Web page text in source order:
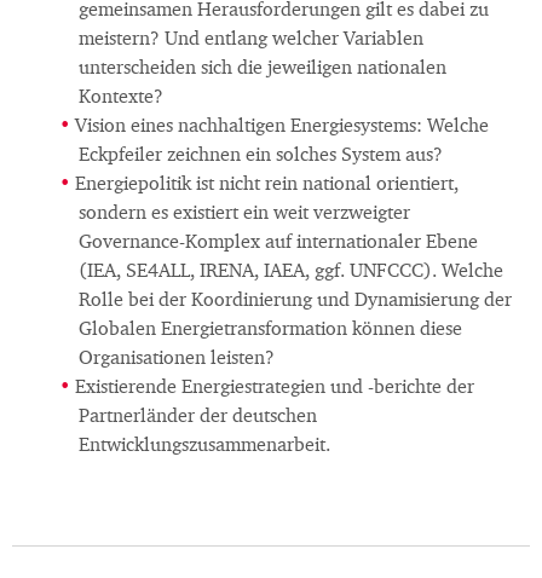
gemeinsamen Herausforderungen gilt es dabei zu
meistern? Und entlang welcher Variablen
unterscheiden sich die jeweiligen nationalen
Kontexte?
Vision eines nachhaltigen Energiesystems: Welche
Eckpfeiler zeichnen ein solches System aus?
Energiepolitik ist nicht rein national orientiert,
sondern es existiert ein weit verzweigter
Governance-Komplex auf internationaler Ebene
(IEA, SE4ALL, IRENA, IAEA, ggf. UNFCCC). Welche
Rolle bei der Koordinierung und Dynamisierung der
Globalen Energietransformation können diese
Organisationen leisten?
Existierende Energiestrategien und -berichte der
Partnerländer der deutschen
Entwicklungszusammenarbeit.